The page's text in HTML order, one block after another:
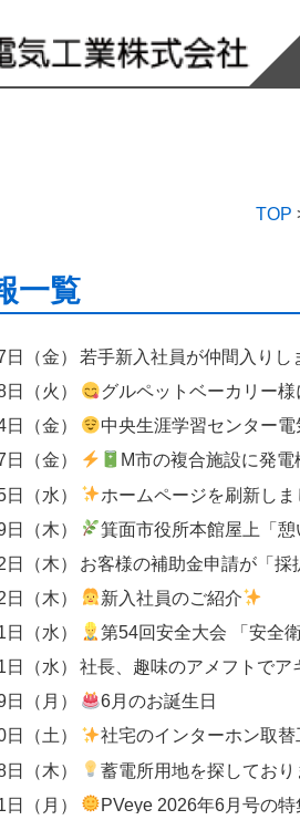
TOP
一覧
（金）
若手新入社員が仲間入りし
（火）
グルペットベーカリー様にて、出入口へのエアーカーテン
（金）
中央生涯学習センター電気設備改修
（金）
M市の複合施設に発電機
（水）
ホームページを刷新しました ― 歴史と技
（木）
箕面市役所本館屋上「憩いの広
（木）
（木）
新入社員のご紹介
（水）
第54回安全大会 「安全衛生優良事業場」
（水）
社長、趣味のアメフトでア
（月）
6月のお誕生日
（土）
社宅のインターホン取替工事
（木）
蓄電所用地を探しており
（月）
PVeye 2026年6月号の特集にて、関西エリアの